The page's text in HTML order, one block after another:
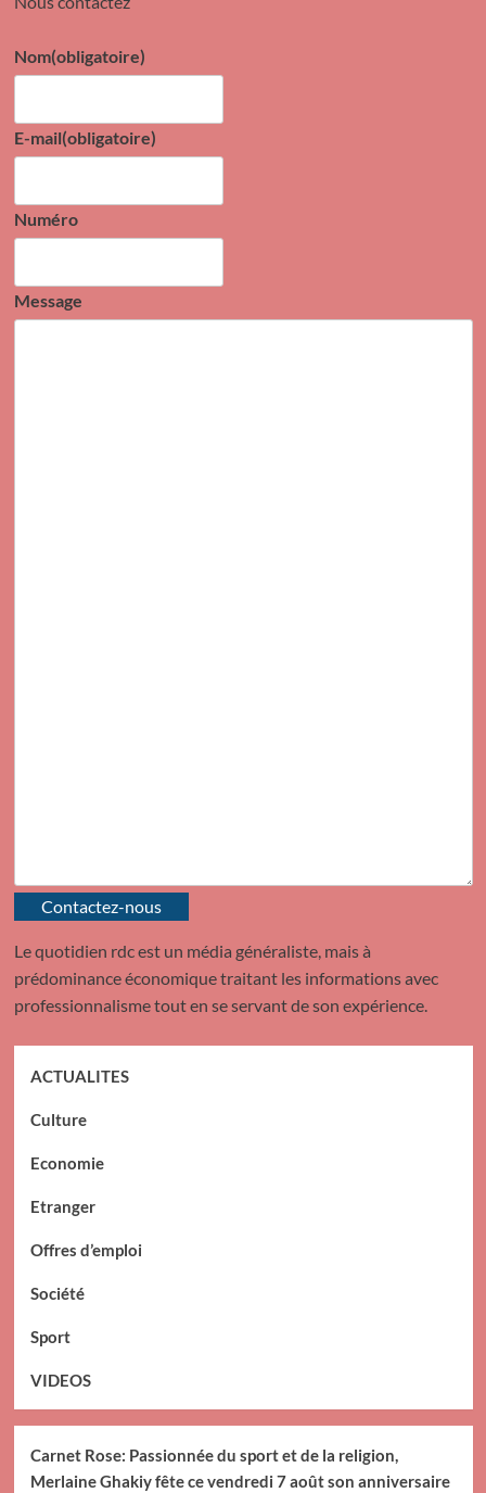
Nom(obligatoire)
E-mail(obligatoire)
Numéro
Message
Contactez-nous
Le quotidien rdc est un média généraliste, mais à
prédominance économique traitant les informations avec
professionnalisme tout en se servant de son expérience.
ACTUALITES
Culture
Economie
Etranger
Offres d’emploi
Société
Sport
VIDEOS
Carnet Rose: Passionnée du sport et de la religion,
Merlaine Ghakiy fête ce vendredi 7 août son anniversaire